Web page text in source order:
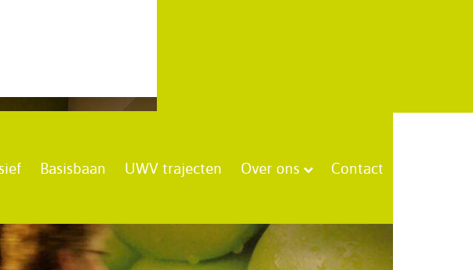
Basisbaan UWV trajecten Over ons Contact